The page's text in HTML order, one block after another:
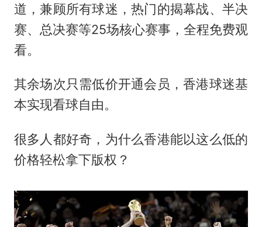
道，兼顾所有球迷，热门的揭幕战、半决
赛、总决赛等25场核心赛事，全程免费观
看。
其余场次只需低价开通会员，香港球迷基
本实现看球自由。
很多人都好奇，为什么香港能以这么低的
价格轻松拿下版权？